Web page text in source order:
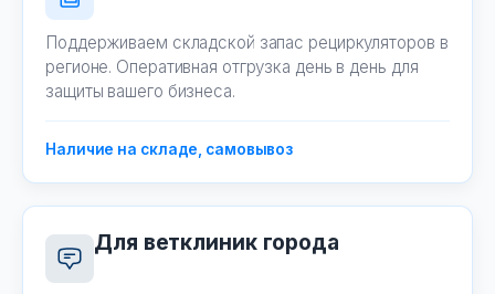
Поддерживаем складской запас рециркуляторов в
регионе. Оперативная отгрузка день в день для
защиты вашего бизнеса.
Наличие на складе, самовывоз
Для ветклиник города